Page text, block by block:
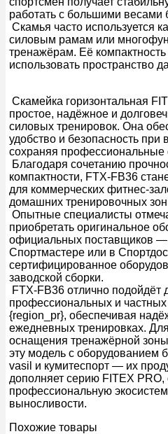
работать с большими весами
Скамья часто используется
силовым рамам или
тренажёрам. Её
использовать пространство
Скамейка горизонтальная
простое, надёжное и
силовых тренировок. Она
удобство и безопасность
сохраняя профессиональные
Благодаря сочетанию
компактности, FTX-FB36
для коммерческих фитнес-
домашних тренировочных
Опытные специалисты
приобретать оригинальное
официальных поставщиков —
Спортмастере или в
сертифицированное
заводской сборки.
FTX-FB36 отлично подойдёт
профессиональных и
{region_pr}, обеспечивая
ежедневных тренировках.
оснащения тренажёрной зоны
эту модель с оборудованием
vasil и кумитеспорт — их
дополняет серию FITEX PRO,
профессиональную
выносливости.
Похожие товары